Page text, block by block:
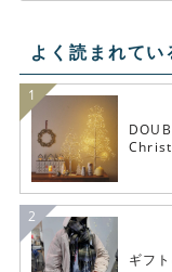
よく読まれてい
ギフ